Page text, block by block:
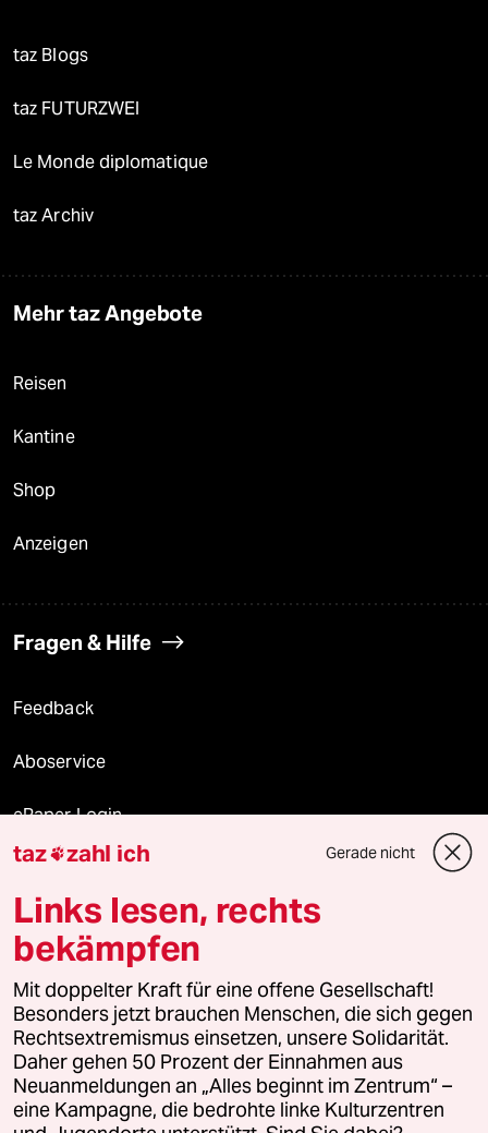
taz Blogs
taz FUTURZWEI
Le Monde diplomatique
taz Archiv
Mehr taz Angebote
Reisen
Kantine
Shop
Anzeigen
Fragen & Hilfe
Feedback
Aboservice
ePaper Login
Downloads für Abonnierende
© 2026 taz Verlags und Vertriebs GmbH
Alle Rechte vorbehalten. Bei rechtlichen Fragen oder für Genehmigungen
wenden Sie sich bitte an
lizenzen@taz.de
Feedback Redaktionsstatut Kommune-Richtlinien
Leitlinie Informant Datenschutz Impressum AGB
taz zahl ich Gerade nicht
Links lesen, rechts
bekämpfen
Mit doppelter Kraft für eine offene Gesellschaft!
Besonders jetzt brauchen Menschen, die sich gegen
Rechtsextremismus einsetzen, unsere Solidarität.
Daher gehen 50 Prozent der Einnahmen aus
Neuanmeldungen an „Alles beginnt im Zentrum“ –
eine Kampagne, die bedrohte linke Kulturzentren